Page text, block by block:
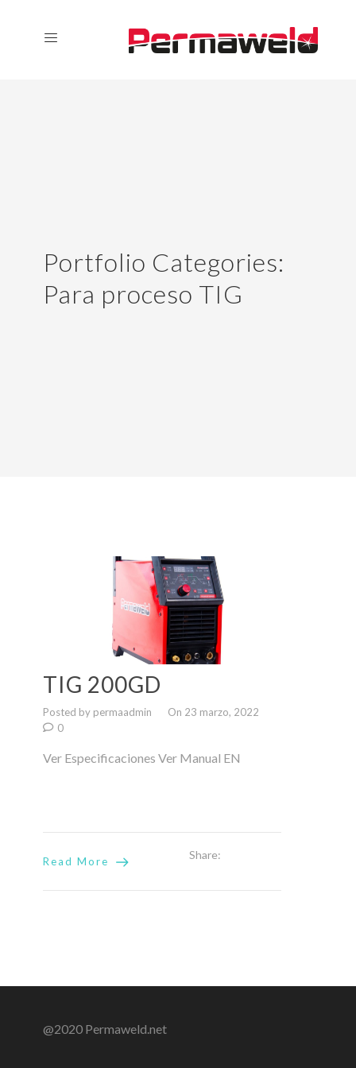
Portfolio Categories:
Para proceso TIG
TIG 200GD
Posted by permaadmin
On 23 marzo, 2022
0
Ver Especificaciones Ver Manual EN
Read More Share:
@2020 Permaweld.net